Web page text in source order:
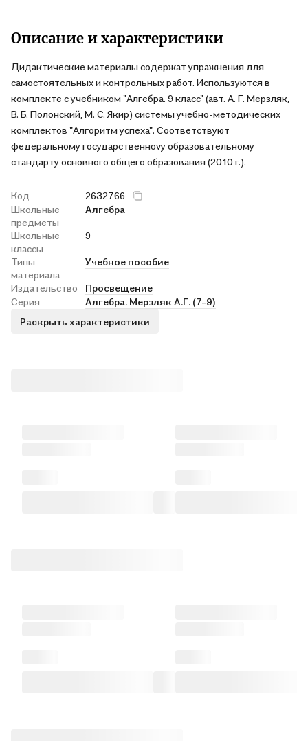
Описание и характеристики
Дидактические материалы содержат упражнения для
самостоятельных и контрольных работ. Используются в
комплекте с учебником "Алгебра. 9 класс" (авт. А. Г. Мерзляк,
В. Б. Полонский, М. С. Якир) системы учебно-методических
комплектов "Алгоритм успеха". Соответствуют
федеральному государственноvу образовательному
стандарту основного общего образования (2010 г.).
Код
2632766
Школьные
предметы
Алгебра
Школьные
классы
9
Типы
материала
Учебное пособие
Издательство
Просвещение
Серия
Алгебра. Мерзляк А.Г. (7-9)
Раскрыть характеристики